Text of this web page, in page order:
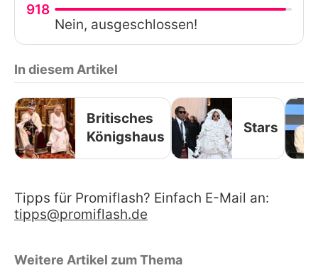
918
Nein, ausgeschlossen!
In diesem Artikel
Britisches
Königshaus
Stars
Tipps für Promiflash? Einfach E-Mail an:
tipps@promiflash.de
Weitere Artikel zum Thema